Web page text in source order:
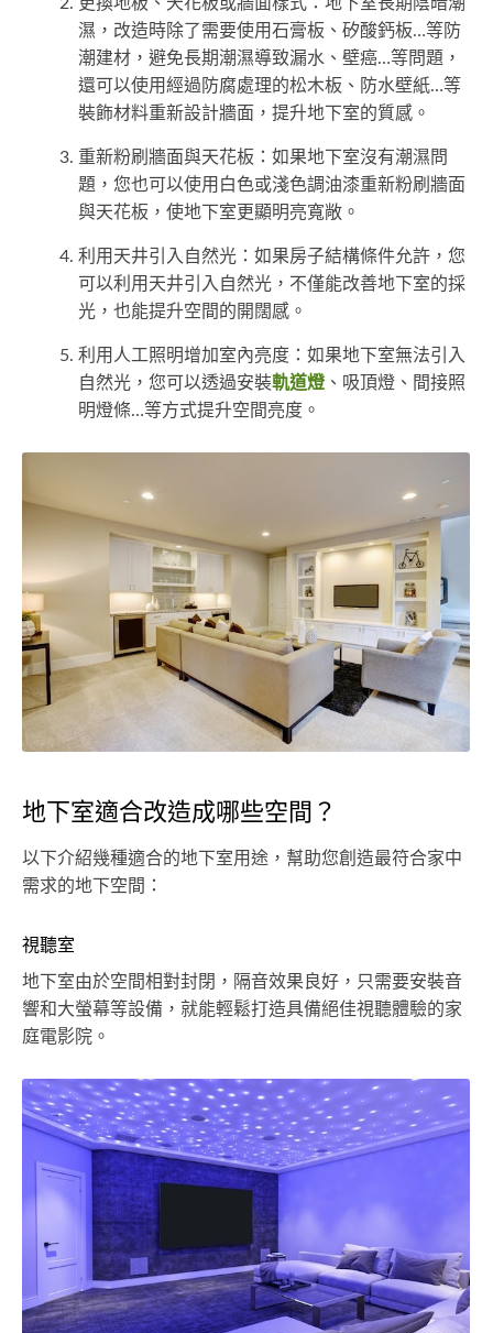
濕，改造時除了需要使用石膏板、矽酸鈣板…等防
潮建材，避免長期潮濕導致漏水、壁癌…等問題，
還可以使用經過防腐處理的松木板、防水壁紙…等
裝飾材料重新設計牆面，提升地下室的質感。
重新粉刷牆面與天花板：如果地下室沒有潮濕問
題，您也可以使用白色或淺色調油漆重新粉刷牆面
與天花板，使地下室更顯明亮寬敞。
利用天井引入自然光：如果房子結構條件允許，您
可以利用天井引入自然光，不僅能改善地下室的採
光，也能提升空間的開闊感。
利用人工照明增加室內亮度：如果地下室無法引入
自然光，您可以透過安裝軌道燈、吸頂燈、間接照
明燈條…等方式提升空間亮度。
地下室適合改造成哪些空間？
以下介紹幾種適合的地下室用途，幫助您創造最符合家中
需求的地下空間：
視聽室
地下室由於空間相對封閉，隔音效果良好，只需要安裝音
響和大螢幕等設備，就能輕鬆打造具備絕佳視聽體驗的家
庭電影院。